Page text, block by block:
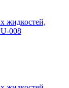
жидкостей,
008